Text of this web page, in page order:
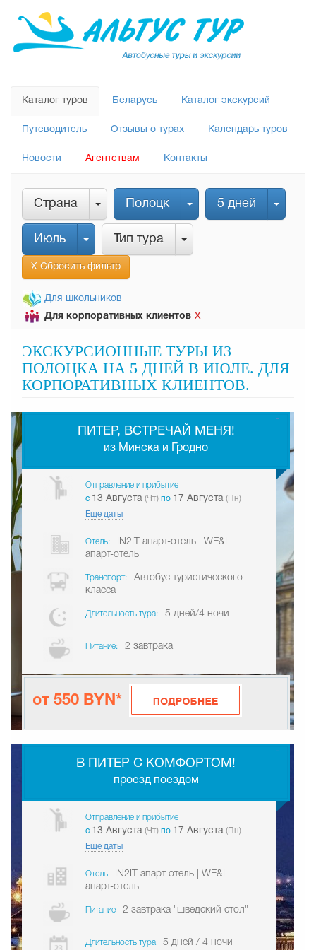
Каталог туров Беларусь Каталог экскурсий
Путеводитель Отзывы о турах Календарь туров
Новости Агентствам Контакты
Страна Полоцк 5 дней
Июль Тип тура
Х Сбросить фильтр
Для школьников
Для корпоративных клиентов Х
ЭКСКУРСИОННЫЕ ТУРЫ ИЗ
ПОЛОЦКА НА 5 ДНЕЙ В ИЮЛЕ. ДЛЯ
КОРПОРАТИВНЫХ КЛИЕНТОВ.
ПИТЕР, ВСТРЕЧАЙ МЕНЯ!
из Минска и Гродно
Отправление и прибытие
c 13 Августа (Чт) по 17 Августа (Пн)
Еще даты
Отель:
IN2IT апарт-отель | WE&I
апарт-отель
Транспорт:
Автобус туристического
класса
Длительность тура: 5 дней/4 ночи
Питание: 2 завтрака
от 550 BYN*
-
В ПИТЕР С КОМФОРТОМ!
проезд поездом
Отправление и прибытие
c 13 Августа (Чт) по 17 Августа (Пн)
Еще даты
Отель
IN2IT апарт-отель | WE&I
апарт-отель
Питание 2 завтрака "шведский стол"
Длительность тура 5 дней / 4 ночи
-